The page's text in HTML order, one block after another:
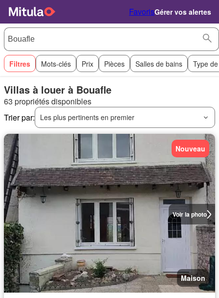
FavorisGérer vos alertes
Filtres Mots-clés Prix Pièces Salles de bains Type
Villas à louer à Bouafle
63 propriétés disponibles
Trier par:
Les plus pertinents en premier
Voir la photo
Nouveau
Maison